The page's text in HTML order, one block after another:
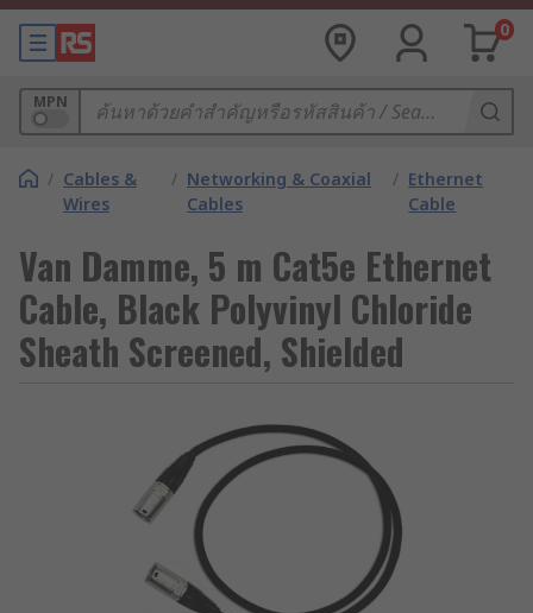
0
MPN
/ Cables &
Wires
/ Networking & Coaxial
Cables
/ Ethernet
Cable
Van Damme, 5 m Cat5e Ethernet
Cable, Black Polyvinyl Chloride
Sheath Screened, Shielded